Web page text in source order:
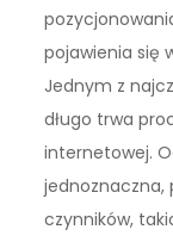
pojawienia się
Jednym z
długo trwa
internetowej.
jednoznaczna,
czynników,